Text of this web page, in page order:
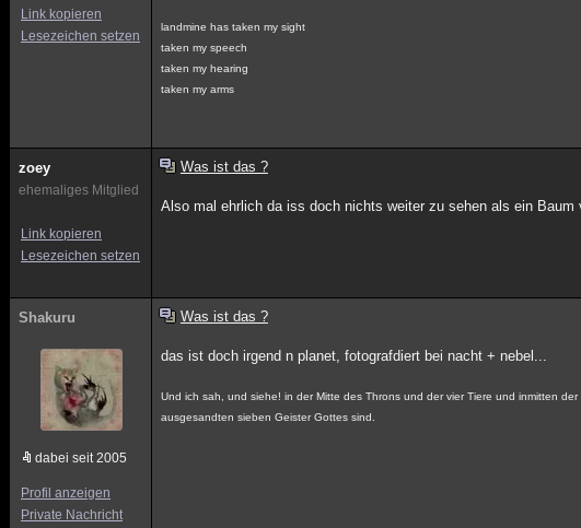
Link kopieren
Lesezeichen setzen
landmine has taken my sight
taken my speech
taken my hearing
taken my arms
zoey
ehemaliges Mitglied
Link kopieren
Lesezeichen setzen
Was ist das ?
Also mal ehrlich da iss doch nichts weiter zu sehen als ein
Shakuru
dabei seit 2005
Profil anzeigen
Private Nachricht
Was ist das ?
das ist doch irgend n planet, fotografdiert bei nacht + nebel...
Und ich sah, und siehe! in der Mitte des Throns und der vier Tiere und inmitten
ausgesandten sieben Geister Gottes sind.